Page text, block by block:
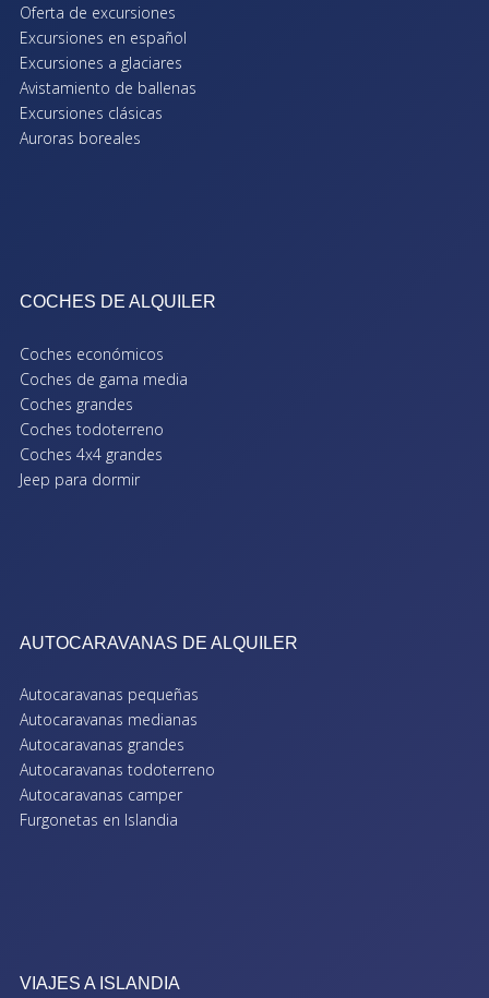
Oferta de excursiones
Excursiones en español
Excursiones a glaciares
Avistamiento de ballenas
Excursiones clásicas
Auroras boreales
COCHES DE ALQUILER
Coches económicos
Coches de gama media
Coches grandes
Coches todoterreno
Coches 4x4 grandes
Jeep para dormir
AUTOCARAVANAS DE ALQUILER
Autocaravanas pequeñas
Autocaravanas medianas
Autocaravanas grandes
Autocaravanas todoterreno
Autocaravanas camper
Furgonetas en Islandia
VIAJES A ISLANDIA